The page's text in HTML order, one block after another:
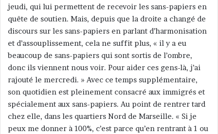
jeudi, qui lui permettent de recevoir les sans-papiers en
quête de soutien. Mais, depuis que la droite a changé de
discours sur les sans-papiers en parlant d’harmonisation
et d’assouplissement, cela ne suffit plus, « il y a eu
beaucoup de sans-papiers qui sont sortis de l’ombre,
donc ils viennent nous voir. Pour aider ces gens-là, j’ai
rajouté le mercredi. » Avec ce temps supplémentaire,
son quotidien est pleinement consacré aux immigrés et
spécialement aux sans-papiers. Au point de rentrer tard
chez elle, dans les quartiers Nord de Marseille. « Si je
peux me donner à 100%, c’est parce qu’en rentrant à 1 ou